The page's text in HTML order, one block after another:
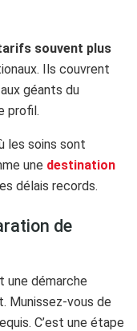
souvent plus
Ils couvrent
géants du
profil.
les soins sont
une destination
délais records.
de
une démarche
Munissez-vous de
C’est une étape